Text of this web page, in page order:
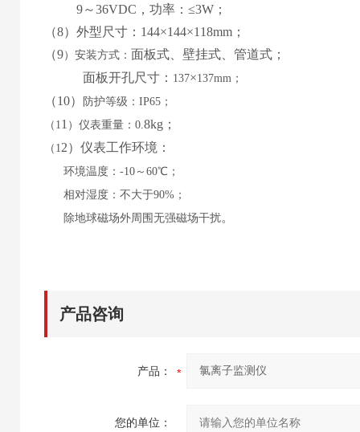
9～36VDC，功率：≤3W；
（8）外型尺寸： 144×144×1 18mm；
（9） 安装方式： 面板式 壁挂式、管道式 ；
面板开孔尺寸 ： 137×137mm ；
（10） 防护等级： IP65；
（ 11 ）仪表重量： 0.8kg；
（ 12）仪表工作环境：
环境温度： -10～60℃；
相对湿度：不大于90%；
除地球磁场外周围无强磁场干扰。
产品咨询
产品：
您的单位：